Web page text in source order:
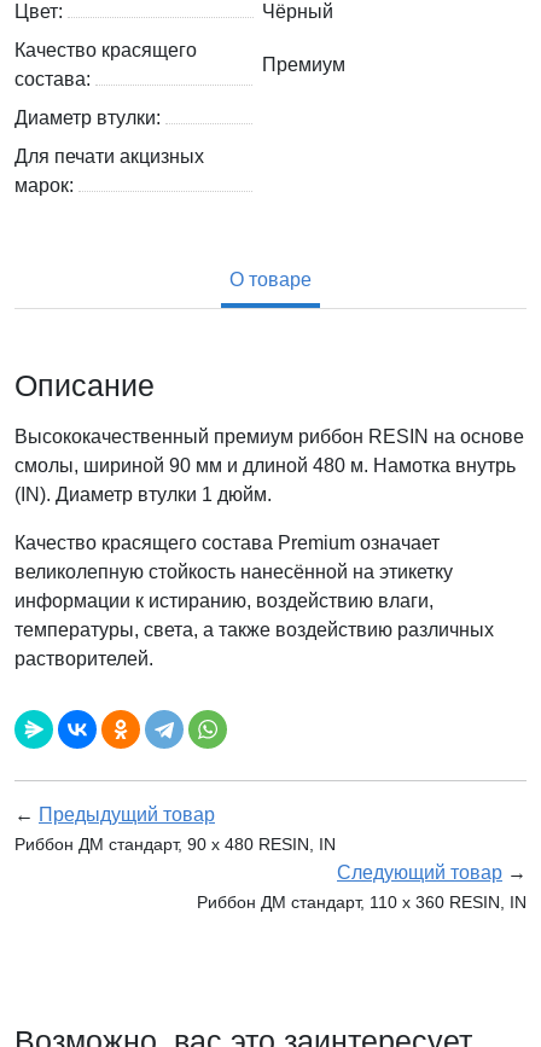
Цвет:
Чёрный
Качество красящего
состава:
Премиум
Диаметр втулки:
Для печати акцизных
марок:
О товаре
Описание
Высококачественный премиум риббон RESIN на основе
смолы, шириной 90 мм и длиной 480 м. Намотка внутрь
(IN). Диаметр втулки 1 дюйм.
Качество красящего состава Premium означает
великолепную стойкость нанесённой на этикетку
информации к истиранию, воздействию влаги,
температуры, света, а также воздействию различных
растворителей.
← Предыдущий товар
Риббон ДМ стандарт, 90 x 480 RESIN, IN
Следующий товар →
Риббон ДМ стандарт, 110 х 360 RESIN, IN